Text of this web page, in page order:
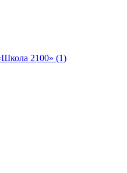
2100» (1)